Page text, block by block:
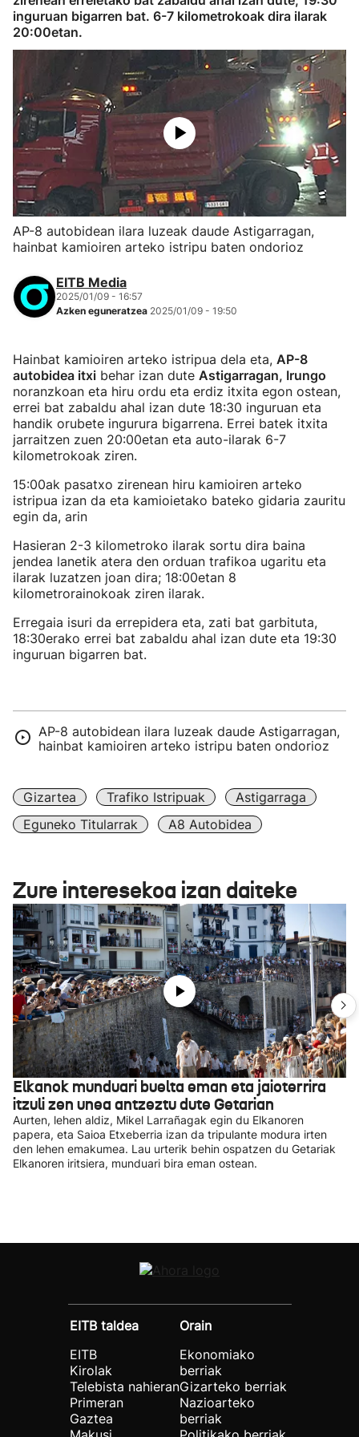
inguruan bigarren bat. 6-7 kilometrokoak dira ilarak
20:00etan.
AP-8 autobidean ilara luzeak daude Astigarragan,
hainbat kamioiren arteko istripu baten ondorioz
EITB Media
2025/01/09 - 16:57
Azken eguneratzea 2025/01/09 - 19:50
Hainbat kamioiren arteko istripua dela eta, AP-8
autobidea itxi behar izan dute Astigarragan, Irungo
noranzkoan eta hiru ordu eta erdiz itxita egon ostean,
errei bat zabaldu ahal izan dute 18:30 inguruan eta
handik orubete ingurura bigarrena. Errei batek itxita
jarraitzen zuen 20:00etan eta auto-ilarak 6-7
kilometrokoak ziren.
15:00ak pasatxo zirenean hiru kamioiren arteko
istripua izan da eta kamioietako bateko gidaria zauritu
egin da, arin
Hasieran 2-3 kilometroko ilarak sortu dira baina
jendea lanetik atera den orduan trafikoa ugaritu eta
ilarak luzatzen joan dira; 18:00etan 8
kilometrorainokoak ziren ilarak.
Erregaia isuri da errepidera eta, zati bat garbituta,
18:30erako errei bat zabaldu ahal izan dute eta 19:30
inguruan bigarren bat.
AP-8 autobidean ilara luzeak daude Astigarragan,
hainbat kamioiren arteko istripu baten ondorioz
Gizartea Trafiko Istripuak
Astigarraga
Eguneko Titularrak
A8 Autobidea
Zure interesekoa izan daiteke
Elkanok munduari buelta eman eta jaioterrira
itzuli zen unea antzeztu dute Getarian
Aurten, lehen aldiz, Mikel Larrañagak egin du Elkanoren
papera, eta Saioa Etxeberria izan da tripulante modura irten
den lehen emakumea. Lau urterik behin ospatzen du Getariak
Elkanoren iritsiera, munduari bira eman ostean.
EITB taldea
EITB
Kirolak
Telebista nahieran
Primeran
Gaztea
Orain
Ekonomiako
berriak
Gizarteko berriak
Nazioarteko
berriak